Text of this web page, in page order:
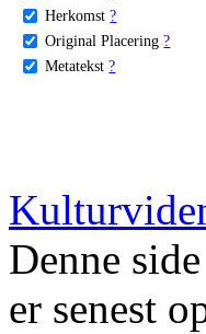
Herkomst ?
Original Placering ?
Metatekst ?
Denne
er senest